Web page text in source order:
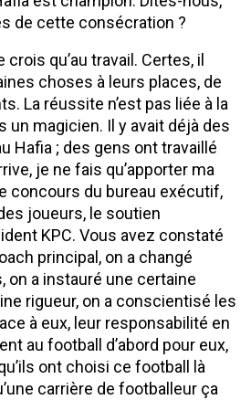
de cette consécration ?
crois qu’au travail. Certes, il
choses à leurs places, de
La réussite n’est pas liée à la
un magicien. Il y avait déjà des
Hafia ; des gens ont travaillé
je ne fais qu’apporter ma
concours du bureau exécutif,
joueurs, le soutien
KPC. Vous avez constaté
principal, on a changé
on a instauré une certaine
rigueur, on a conscientisé les
à eux, leur responsabilité en
au football d’abord pour eux,
ont choisi ce football là
carrière de footballeur ça